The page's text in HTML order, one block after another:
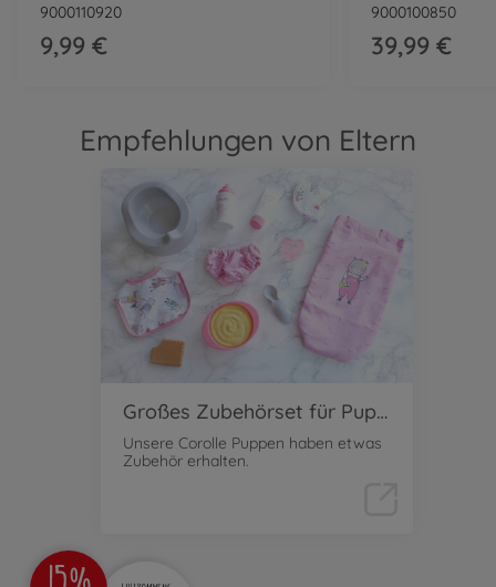
9000110920
9,99 €
9000100850
39,99 €
Empfehlungen von Eltern
Großes Zubehörset für Puppen
Unsere Corolle Puppen haben etwas
Zubehör erhalten.